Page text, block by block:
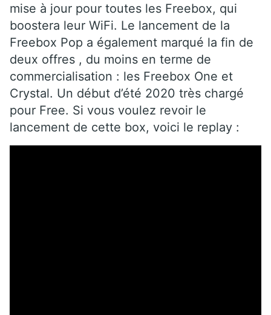
mise à jour pour toutes les Freebox, qui
boostera leur WiFi. Le lancement de la
Freebox Pop a également marqué la fin de
deux offres , du moins en terme de
commercialisation : les Freebox One et
Crystal. Un début d’été 2020 très chargé
pour Free. Si vous voulez revoir le
lancement de cette box, voici le replay :